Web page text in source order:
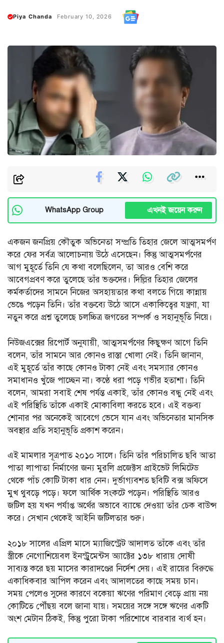
Piya Chanda February 10, 2026
WhatsApp Group এখনই জয়েন করুন
একজন জনপ্রিয় কৌতুক অভিনেতা সম্প্রতি তিহার জেলে আত্মসমর্পণ
করে ফের সর্বত্র আলোচনায় উঠে এসেছেন। কিন্তু আত্মসমর্পণের
আগ মুহূর্তে তিনি যে কথা বলেছিলেন, তা আরও বেশি করে
আবেগপ্রবণ করে তুলেছে তাঁর ভক্তদের। দিল্লির তিহার জেলের
কর্মকর্তাদের সামনে নিজের অসহায়তার কথা বলতে গিয়ে কান্নায়
ভেঙে পড়েন তিনি। তাঁর বক্তব্যে উঠে আসে একাকিত্বের যন্ত্রণা, যা
নতুন করে প্রশ্ন তুলেছে চলচ্চিত্র জগতের সম্পর্ক ও সহানুভূতি নিয়ে।
নিউজএক্সের রিপোর্ট অনুযায়ী, আত্মসমর্পণের কিছুক্ষণ আগে তিনি
বলেন, তাঁর সামনে আর কোনও রাস্তা খোলা নেই। তিনি জানান,
এই মুহূর্তে তাঁর কাছে কোনও টাকা নেই এবং সমস্যার কোনও
সমাধানও খুঁজে পাচ্ছেন না। কণ্ঠে ধরা পড়ে গভীর হতাশা। তিনি
বলেন, আমরা সবাই শেষ পর্যন্ত একাই, তাঁর কোনও বন্ধু নেই এবং
এই পরিস্থিতি তাঁকে একাই মোকাবিলা করতে হবে। এই বক্তব্য
শোনার পর অনেকেই আবেগে ভেসে যান এবং অভিনেতার মানসিক
অবস্থার প্রতি সহানুভূতি প্রকাশ করেন।
এই মামলার সূত্রপাত ২০১০ সালে। তিনি তাঁর পরিচালিত ছবি আতা
পাতা লাপাতা নির্মাণের জন্য মুরলি প্রজেক্টস প্রাইভেট লিমিটেড
থেকে পাঁচ কোটি টাকা ধার নেন। দুর্ভাগ্যবশত ছবিটি বক্স অফিসে
মুখ থুবড়ে পড়ে। ফলে আর্থিক সংকটে পড়েন। পরিস্থিতি আরও
জটিল হয় যখন পর্যাপ্ত অর্থের অভাবে ব্যাঙ্কে দেওয়া তাঁর চেক বাউন্স
করে। সেখান থেকেই আইনি জটিলতার শুরু।
২০১৮ সালের এপ্রিল মাসে ম্যাজিস্ট্রেট আদালত তাঁকে এবং তাঁর
স্ত্রীকে নেগোশিয়েবল ইনস্ট্রুমেন্টস অ্যাক্টের ১৩৮ ধারায় দোষী
সাব্যস্ত করে ছয় মাসের কারাদণ্ডের নির্দেশ দেয়। এই রায়ের বিরুদ্ধে
একাধিকবার আপিল করেন এবং আদালতের কাছে সময় চান।
সময় পেলেও সুদের কারণে বকেয়া ঋণের পরিমাণ বেড়ে প্রায় নয়
কোটিতে পৌঁছয় বলে জানা যায়। সময়ের সঙ্গে সঙ্গে ঋণের একটি
অংশ মেটান ঠিকই, কিন্তু পুরো টাকা পরিশোধে বারবার ব্যর্থ হন।